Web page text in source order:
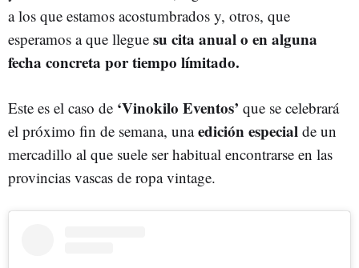
a los que estamos acostumbrados y, otros, que
esperamos a que llegue su cita anual o en alguna
fecha concreta por tiempo límitado.
Este es el caso de ‘Vinokilo Eventos’ que se celebrará
el próximo fin de semana, unaedición especial de un
mercadillo al que suele ser habitual encontrarse en las
provincias vascas de ropa vintage.